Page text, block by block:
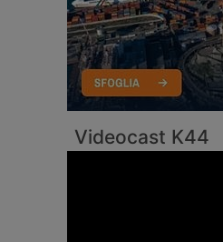
Videocast K44